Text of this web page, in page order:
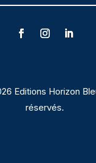
Editions Horizon
réservés.